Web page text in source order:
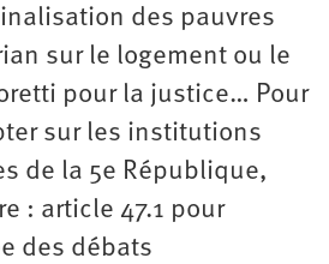
des pauvres
sur le logement ou le
pour la justice… Pour
sur les institutions
de la 5e République,
: article 47.1 pour
des débats